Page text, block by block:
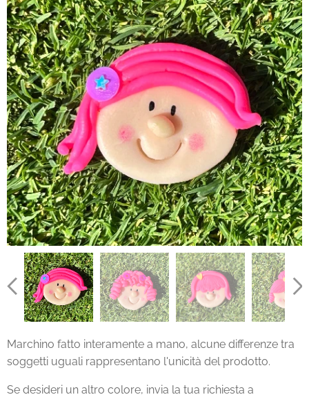
Marchino fatto interamente a mano, alcune differenze tra
soggetti uguali rappresentano l'unicità del prodotto.
Se desideri un altro colore, invia la tua richiesta a